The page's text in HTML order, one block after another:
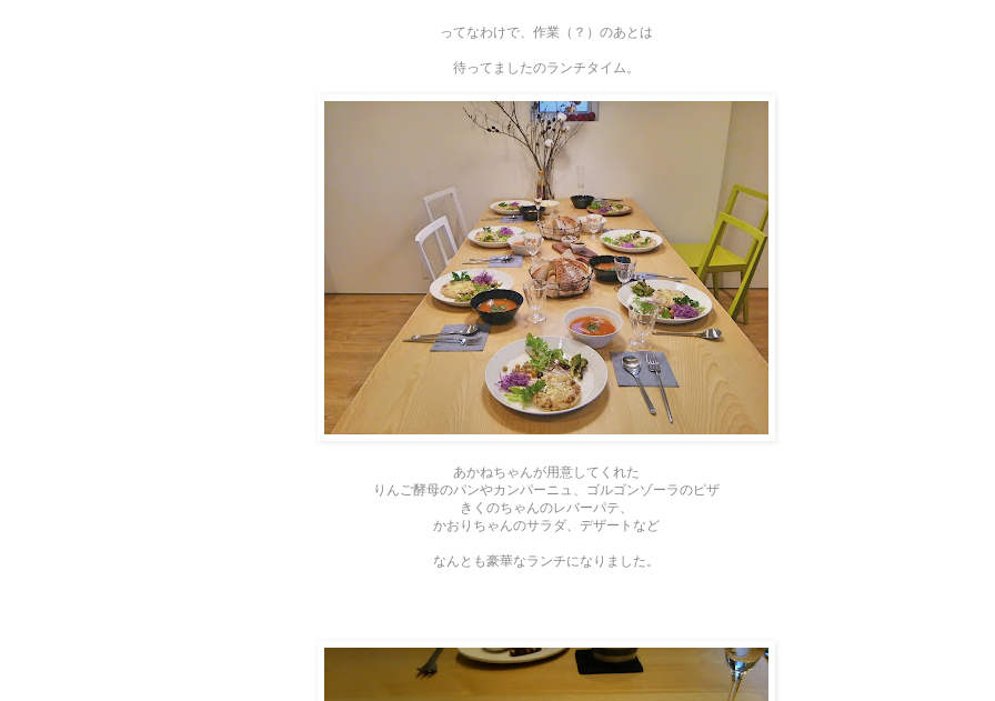
ってなわけで、作業（？）のあとは
待ってましたのランチタイム。
あかねちゃんが用意してくれた
りんご酵母のパンやカンパーニュ、ゴルゴンゾーラのピザ
きくのちゃんのレバーパテ、
かおりちゃんのサラダ、デザートなど
なんとも豪華なランチになりました。